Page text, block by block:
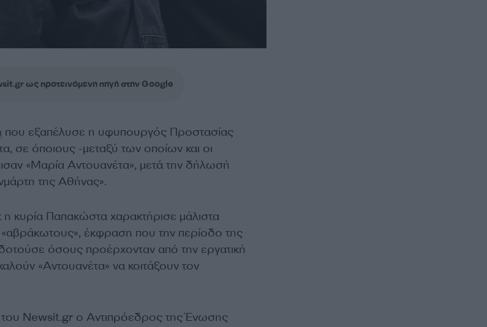
ως προτεινόμενη πηγή στην Google
που εξαπέλυσε η υφυπουργός Προστασίας
σε όποιους -μεταξύ των οποίων και οι
«Μαρία Αντουανέτα», μετά την δήλωσή
της Αθήνας».
κυρία Παπακώστα χαρακτήρισε μάλιστα
έκφραση που την περίοδο της
όσους προέρχονταν από την εργατική
«Αντουανέτα» να κοιτάξουν τον
Newsit.gr ο Αντιπρόεδρος της Ένωσης